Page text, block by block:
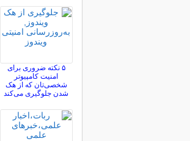
۵ نکته ضروری برای
امنیت کامپیوتر
شخصی‌تان که از هک
شدن جلوگیری می‌کند